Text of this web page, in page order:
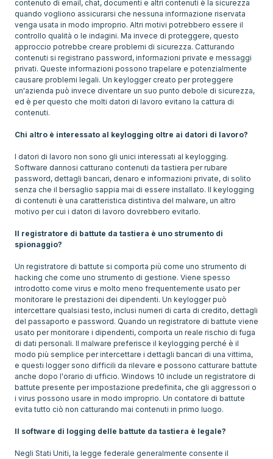
contenuto di email, chat, documenti e altri contenuti è la sicurezza
quando vogliono assicurarsi che nessuna informazione riservata
venga usata in modo improprio. Altri motivi potrebbero essere il
controllo qualità o le indagini. Ma invece di proteggere, questo
approccio potrebbe creare problemi di sicurezza. Catturando
contenuti si registrano password, informazioni private e messaggi
privati. Queste informazioni possono trapelare e potenzialmente
causare problemi legali. Un keylogger creato per proteggere
un'azienda può invece diventare un suo punto debole di sicurezza,
ed è per questo che molti datori di lavoro evitano la cattura di
contenuti.
Chi altro è interessato al keylogging oltre ai datori di lavoro?
I datori di lavoro non sono gli unici interessati al keylogging.
Software dannosi catturano contenuti da tastiera per rubare
password, dettagli bancari, denaro e informazioni private, di solito
senza che il bersaglio sappia mai di essere installato. Il keylogging
di contenuti è una caratteristica distintiva del malware, un altro
motivo per cui i datori di lavoro dovrebbero evitarlo.
Il registratore di battute da tastiera è uno strumento di
spionaggio?
Un registratore di battute si comporta più come uno strumento di
hacking che come uno strumento di gestione. Viene spesso
introdotto come virus e molto meno frequentemente usato per
monitorare le prestazioni dei dipendenti. Un keylogger può
intercettare qualsiasi testo, inclusi numeri di carta di credito, dettagli
del passaporto e password. Quando un registratore di battute viene
usato per monitorare i dipendenti, comporta un reale rischio di fuga
di dati personali. Il malware preferisce il keylogging perché è il
modo più semplice per intercettare i dettagli bancari di una vittima,
e questi logger sono difficili da rilevare e possono catturare battute
anche dopo l'orario di ufficio. Windows 10 include un registratore di
battute presente per impostazione predefinita, che gli aggressori o
i virus possono usare in modo improprio. Un contatore di battute
evita tutto ciò non catturando mai contenuti in primo luogo.
Il software di logging delle battute da tastiera è legale?
Negli Stati Uniti, la legge federale generalmente consente il